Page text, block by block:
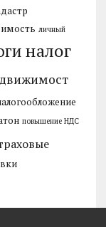
личный
налог
повышение НДС